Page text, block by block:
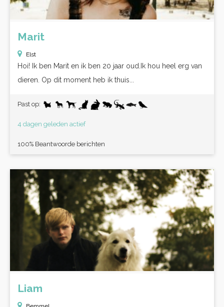
Marit
Elst
Hoi! Ik ben Marit en ik ben 20 jaar oud.Ik hou heel erg van
dieren. Op dit moment heb ik thuis...
Past op:
4 dagen geleden actief
100% Beantwoorde berichten
Liam